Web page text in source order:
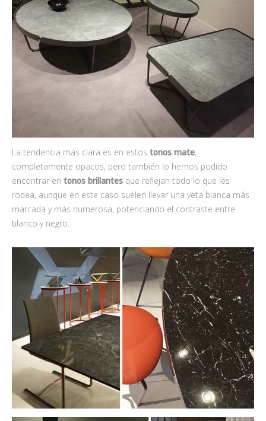
La tendencia más clara es en estos tonos mate,
completamente opacos, pero también lo hemos podido
encontrar en tonos brillantes que reflejan todo lo que les
rodea, aunque en este caso suelen llevar una veta blanca más
marcada y más numerosa, potenciando el contraste entre
blanco y negro.